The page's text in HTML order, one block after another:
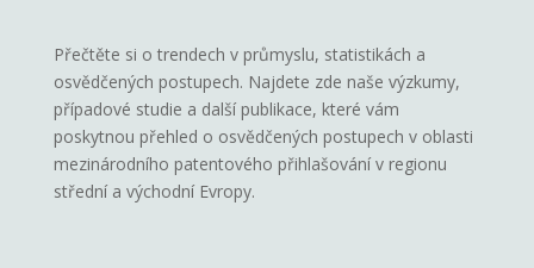
Přečtěte si o trendech v průmyslu, statistikách a
osvědčených postupech. Najdete zde naše výzkumy,
případové studie a další publikace, které vám
poskytnou přehled o osvědčených postupech v oblasti
mezinárodního patentového přihlašování v regionu
střední a východní Evropy.